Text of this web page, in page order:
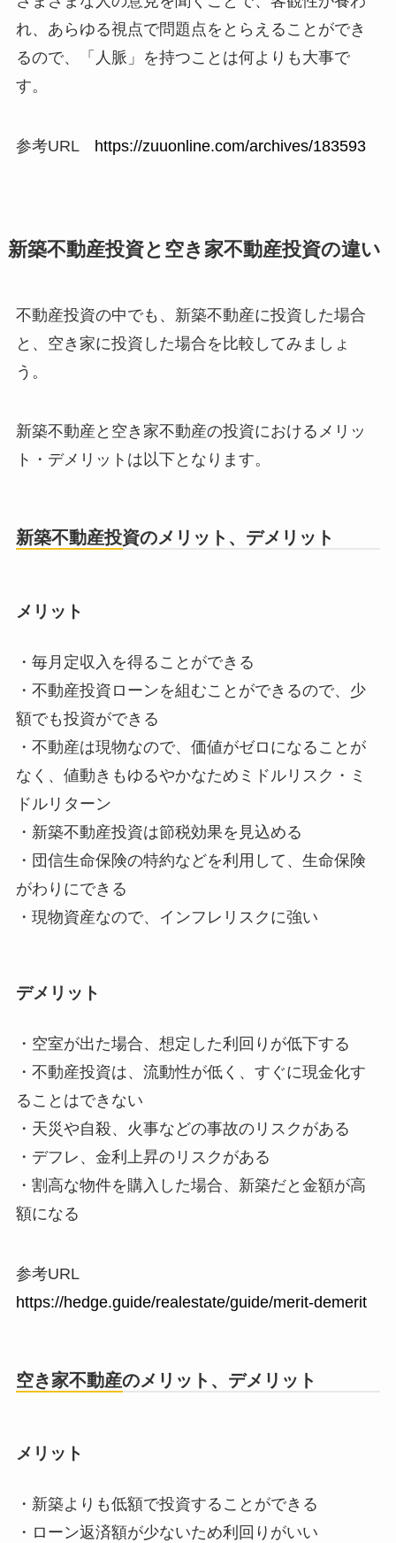
れ、あらゆる視点で問題点をとらえることができ
るので、「人脈」を持つことは何よりも大事で
す。
参考URL https://zuuonline.com/archives/183593
新築不動産投資と空き家不動産投資の違い
不動産投資の中でも、新築不動産に投資した場合
と、空き家に投資した場合を比較してみましょ
う。
新築不動産と空き家不動産の投資におけるメリッ
ト・デメリットは以下となります。
新築不動産投資のメリット、デメリット
メリット
・毎月定収入を得ることができる
・不動産投資ローンを組むことができるので、少
額でも投資ができる
・不動産は現物なので、価値がゼロになることが
なく、値動きもゆるやかなためミドルリスク・ミ
ドルリターン
・新築不動産投資は節税効果を見込める
・団信生命保険の特約などを利用して、生命保険
がわりにできる
・現物資産なので、インフレリスクに強い
デメリット
・空室が出た場合、想定した利回りが低下する
・不動産投資は、流動性が低く、すぐに現金化す
ることはできない
・天災や自殺、火事などの事故のリスクがある
・デフレ、金利上昇のリスクがある
・割高な物件を購入した場合、新築だと金額が高
額になる
参考URL
https://hedge.guide/realestate/guide/merit-demerit
空き家不動産のメリット、デメリット
メリット
・新築よりも低額で投資することができる
・ローン返済額が少ないため利回りがいい